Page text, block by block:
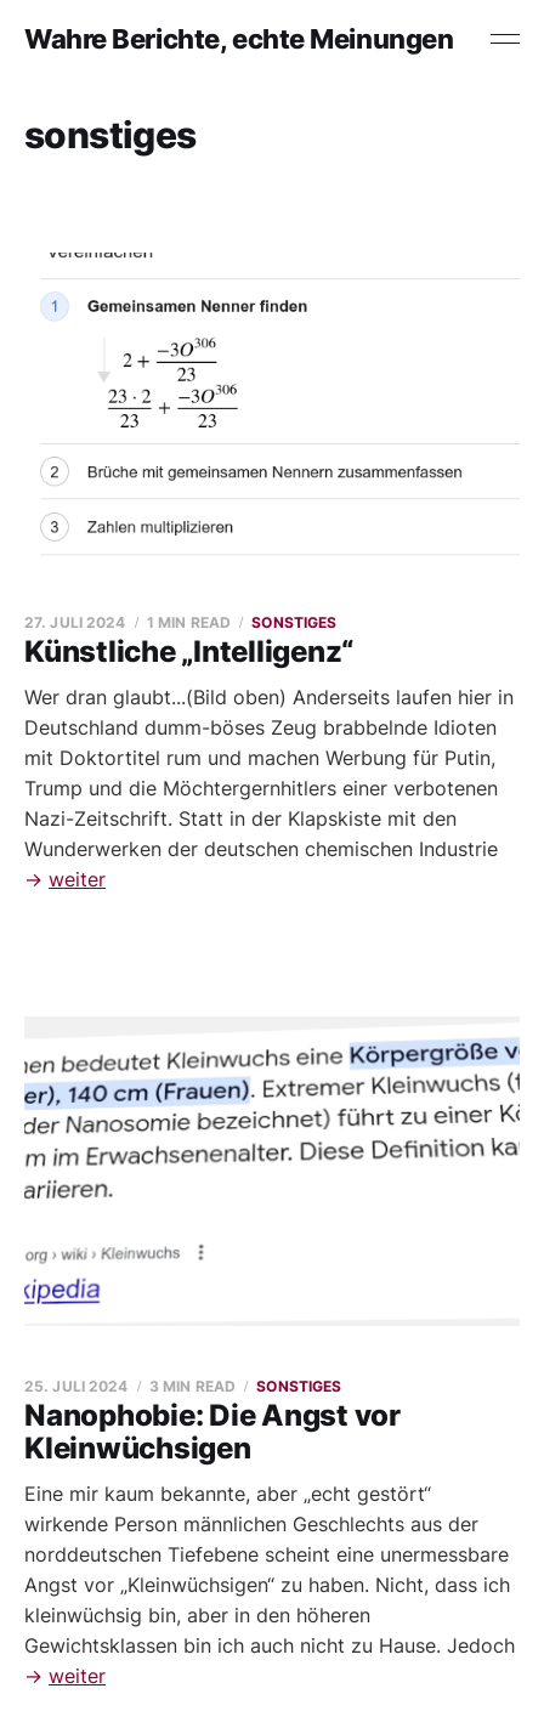
Wahre Berichte, echte Meinungen
sonstiges
Künstliche „Intelligenz“
27. JULI 2024 1 MIN READ SONSTIGES
Wer dran glaubt...(Bild oben) Anderseits laufen hier in
Deutschland dumm-böses Zeug brabbelnde Idioten
mit Doktortitel rum und machen Werbung für Putin,
Trump und die Möchtergernhitlers einer verbotenen
Nazi-Zeitschrift. Statt in der Klapskiste mit den
Wunderwerken der deutschen chemischen Industrie
→ weiter
Nanophobie: Die Angst vor
Kleinwüchsigen
25. JULI 2024 3 MIN READ SONSTIGES
Eine mir kaum bekannte, aber „echt gestört“
wirkende Person männlichen Geschlechts aus der
norddeutschen Tiefebene scheint eine unermessbare
Angst vor „Kleinwüchsigen“ zu haben. Nicht, dass ich
kleinwüchsig bin, aber in den höheren
Gewichtsklassen bin ich auch nicht zu Hause. Jedoch
→ weiter